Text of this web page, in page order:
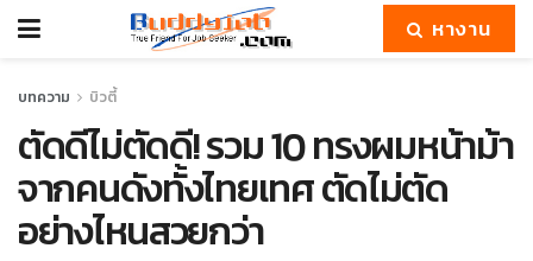
หางาน
บทความ บิวตี้
ตัดดีไม่ตัดดี! รวม 10 ทรงผมหน้าม้า
จากคนดังทั้งไทยเทศ ตัดไม่ตัด
อย่างไหนสวยกว่า